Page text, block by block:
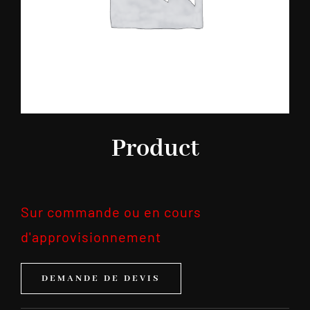
Product
Sur commande ou en cours
d'approvisionnement
DEMANDE DE DEVIS